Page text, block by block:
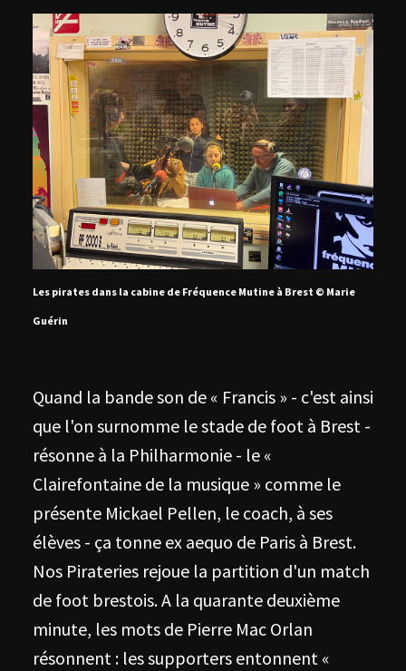
Les pirates dans la cabine de Fréquence Mutine à Brest © Marie
Guérin
Quand la bande son de « Francis » - c'est ainsi
que l'on surnomme le stade de foot à Brest -
résonne à la Philharmonie - le «
Clairefontaine de la musique » comme le
présente Mickael Pellen, le coach, à ses
élèves - ça tonne ex aequo de Paris à Brest.
Nos Pirateries rejoue la partition d'un match
de foot brestois. A la quarante deuxième
minute, les mots de Pierre Mac Orlan
résonnent : les supporters entonnent «